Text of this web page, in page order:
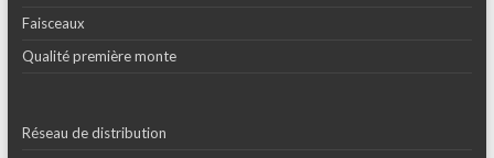
Faisceaux
Qualité première monte
Réseau de distribution